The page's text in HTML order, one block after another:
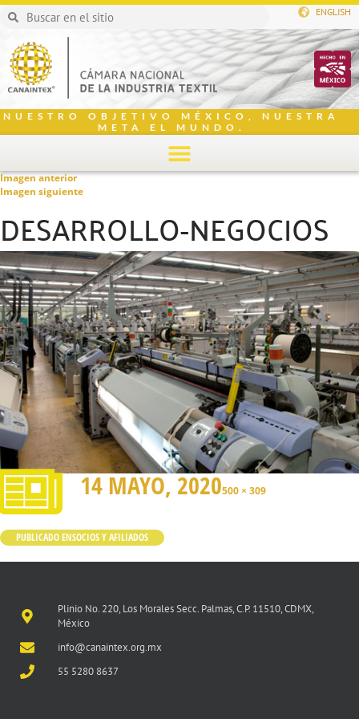
ENGLISH
NUESTRO OBJETIVO MÉXICO, NUESTRA
META EL MUNDO.
Imagen anterior
Imagen siguiente
DESARROLLO-NEGOCIOS
14 MAYO, 2020500 × 309
PUBLICADO ENSOCIOS Y AFILIADOS
Plinio No. 220, Los Morales Secc. Palmas, C.P. 11510, CDMX,
México
info@canaintex.org.mx
55 5280 8637